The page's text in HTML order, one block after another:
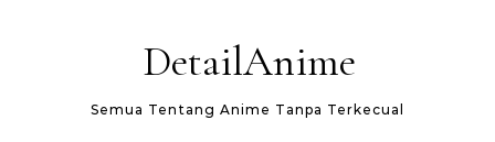
DetailAnime
Semua Tentang Anime Tanpa Terkecual